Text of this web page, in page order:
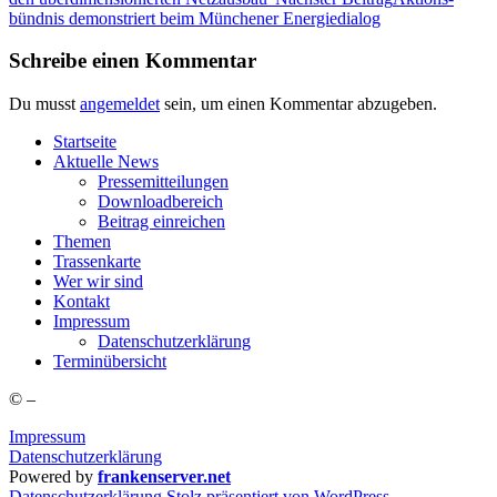
bünd­nis demons­triert beim Mün­che­ner Energiedialog
Schreibe einen Kommentar
Du musst angemeldet sein, um einen Kommentar abzugeben.
Start­sei­te
Aktu­el­le News
Pres­se­mit­tei­lun­gen
Down­load­be­reich
Bei­trag einreichen
The­men
Tras­sen­kar­te
Wer wir sind
Kon­takt
Impres­sum
Daten­schutz­er­klä­rung
Ter­min­über­sicht
© –
Impressum
Datenschutzerklärung
Powered by frankenserver.net